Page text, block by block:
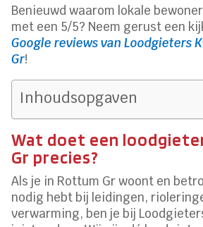
Benieuwd waarom lokale
met een 5/5? Neem gerust een
Google reviews van Loodgieters
Gr!
Inhoudsopgaven
Wat doet een
Gr precies?
Als je in Rottum Gr woont en
nodig hebt bij leidingen,
verwarming, ben je bij